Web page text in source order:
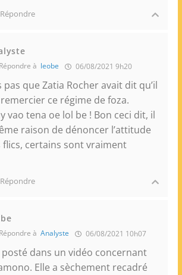
Répondre
Répondre à leobe 06/08/2021 9h20
pas que Zatia Rocher avait dit qu’il
ce régime de foza.
vao tena oe lol be ! Bon ceci dit, il
raison de dénoncer l’attitude
flics, certains sont vraiment
Répondre
Répondre à Analyste 06/08/2021 10h07
posté dans un vidéo concernant
Elle a sèchement recadré